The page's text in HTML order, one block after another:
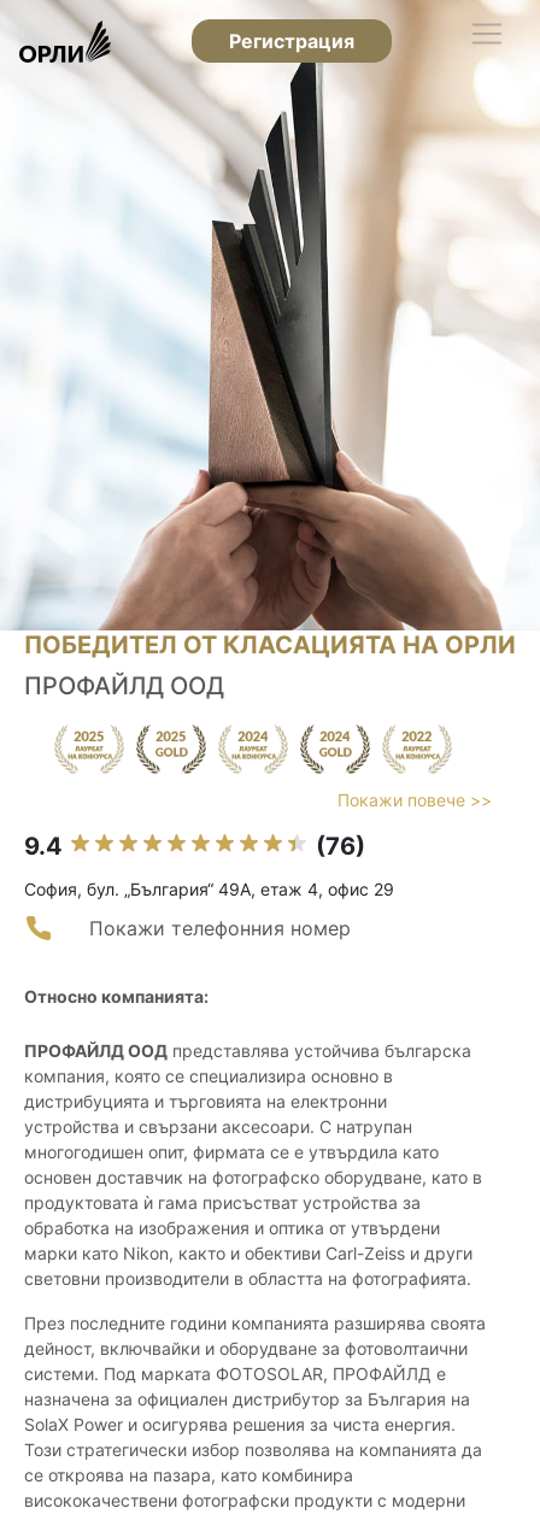
Регистрация
ПОБЕДИТЕЛ ОТ КЛАСАЦИЯТА НА ОРЛИ
ПРОФАЙЛД ООД
Покажи повече >>
9.4 (76)
София, бул. „България“ 49А, етаж 4, офис 29
Покажи телефонния номер
Относно компанията:
ПРОФАЙЛД ООД представлява устойчива българска
компания, която се специализира основно в
дистрибуцията и търговията на електронни
устройства и свързани аксесоари. С натрупан
многогодишен опит, фирмата се е утвърдила като
основен доставчик на фотографско оборудване, като в
продуктовата ѝ гама присъстват устройства за
обработка на изображения и оптика от утвърдени
марки като Nikon, както и обективи Carl-Zeiss и други
световни производители в областта на фотографията.
През последните години компанията разширява своята
дейност, включвайки и оборудване за фотоволтаични
системи. Под марката ФОТОSOLAR, ПРОФАЙЛД е
назначена за официален дистрибутор за България на
SolaX Power и осигурява решения за чиста енергия.
Този стратегически избор позволява на компанията да
се откроява на пазара, като комбинира
висококачествени фотографски продукти с модерни